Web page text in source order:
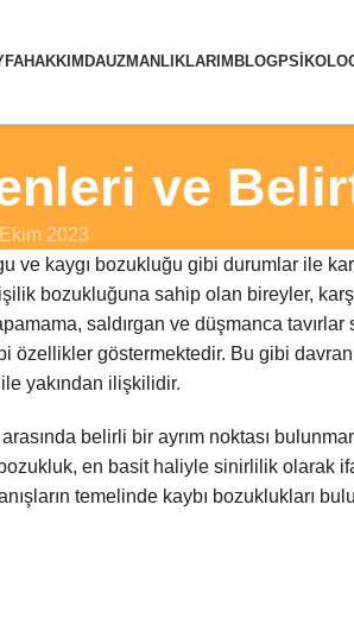
HAKKIMDAUZMANLIKLARIM BLOG
ve
2023
kaygı bozukluğu gibi durumlar ile
bozukluğuna sahip olan bireyler,
saldırgan ve düşmanca tavırlar
göstermektedir. Bu gibi
yakından ilişkilidir.
belirli bir ayrım noktası
en basit haliyle sinirlilik olarak
temelinde kaybı bozuklukları